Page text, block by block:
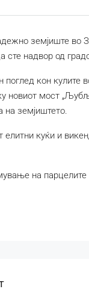
земјиште во
сте надвор од
поглед кон
новиот мост
на земјиштето.
елитни куќи и
на